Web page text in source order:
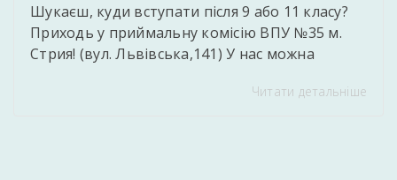
Шукаєш, куди вступати після 9 або 11 класу?
Приходь у приймальну комісію ВПУ №35 м.
Стрия! (вул. Львівська,141) У нас можна
готельної справи до водійських, технічних і
Читати детальніше